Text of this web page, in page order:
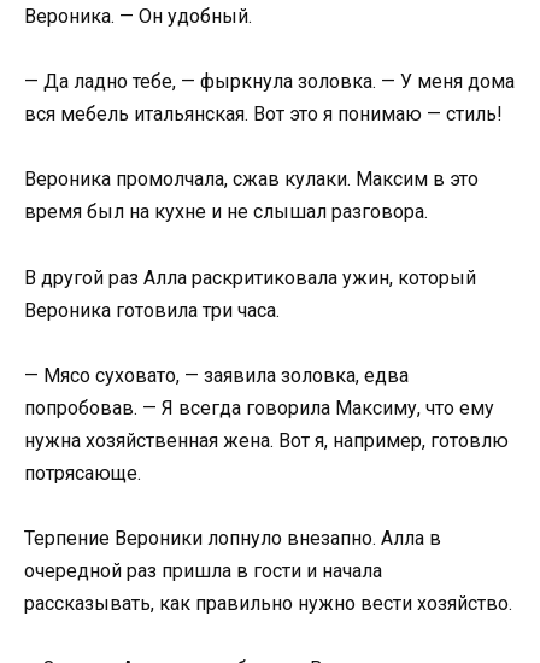
Вероника. — Он удобный.
— Да ладно тебе, — фыркнула золовка. — У меня дома
вся мебель итальянская. Вот это я понимаю — стиль!
Вероника промолчала, сжав кулаки. Максим в это
время был на кухне и не слышал разговора.
В другой раз Алла раскритиковала ужин, который
Вероника готовила три часа.
— Мясо суховато, — заявила золовка, едва
попробовав. — Я всегда говорила Максиму, что ему
нужна хозяйственная жена. Вот я, например, готовлю
потрясающе.
Терпение Вероники лопнуло внезапно. Алла в
очередной раз пришла в гости и начала
рассказывать, как правильно нужно вести хозяйство.